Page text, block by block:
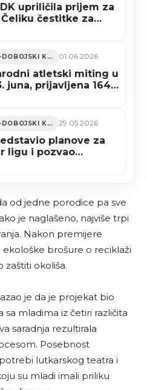
upriličila prijem za
čestitke za
ZENIČKO-DOBOJSKI KANTON 01.06.2026
atletski miting u
juna, prijavljena 164
ZENIČKO-DOBOJSKI KANTON 29.05.2026
planove za
ligu i pozvao
od jedne porodice pa sve
je naglašeno, najviše trpi
Nakon premijere
ekološke brošure o reciklaži
zaštiti okoliša.
je da je projekat bio
mladima iz četiri različita
saradnja rezultirala
Posebnost
lutkarskog teatra i
su mladi imali priliku